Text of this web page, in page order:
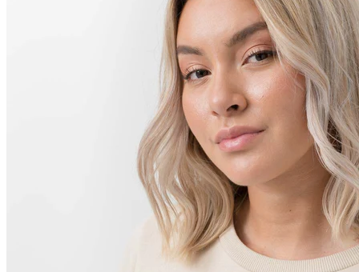
Insekt & Eksemdækken
Sweatshirts & Hoodies
Strømper
Ridebukser
Ridetights
Ridehandsker